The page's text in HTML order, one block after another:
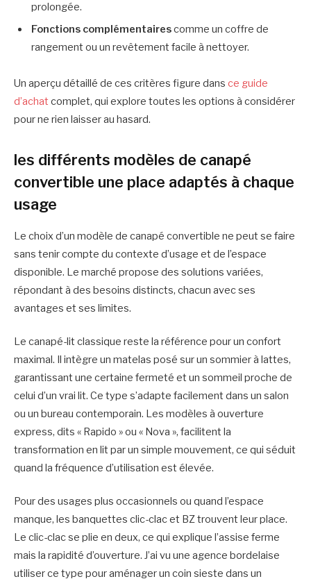
prolongée.
Fonctions complémentairescomme un coffre de
rangement ou un revêtement facile à nettoyer.
Un aperçu détaillé de ces critères figure dans ce guide
d’achat complet, qui explore toutes les options à considérer
pour ne rien laisser au hasard.
les différents modèles de canapé
convertible une place adaptés à chaque
usage
Le choix d’un modèle de canapé convertible ne peut se faire
sans tenir compte du contexte d’usage et de l’espace
disponible. Le marché propose des solutions variées,
répondant à des besoins distincts, chacun avec ses
avantages et ses limites.
Le canapé-lit classique reste la référence pour un confort
maximal. Il intègre un matelas posé sur un sommier à lattes,
garantissant une certaine fermeté et un sommeil proche de
celui d’un vrai lit. Ce type s’adapte facilement dans un salon
ou un bureau contemporain. Les modèles à ouverture
express, dits « Rapido » ou « Nova », facilitent la
transformation en lit par un simple mouvement, ce qui séduit
quand la fréquence d’utilisation est élevée.
Pour des usages plus occasionnels ou quand l’espace
manque, les banquettes clic-clac et BZ trouvent leur place.
Le clic-clac se plie en deux, ce qui explique l’assise ferme
mais la rapidité d’ouverture. J’ai vu une agence bordelaise
utiliser ce type pour aménager un coin sieste dans un